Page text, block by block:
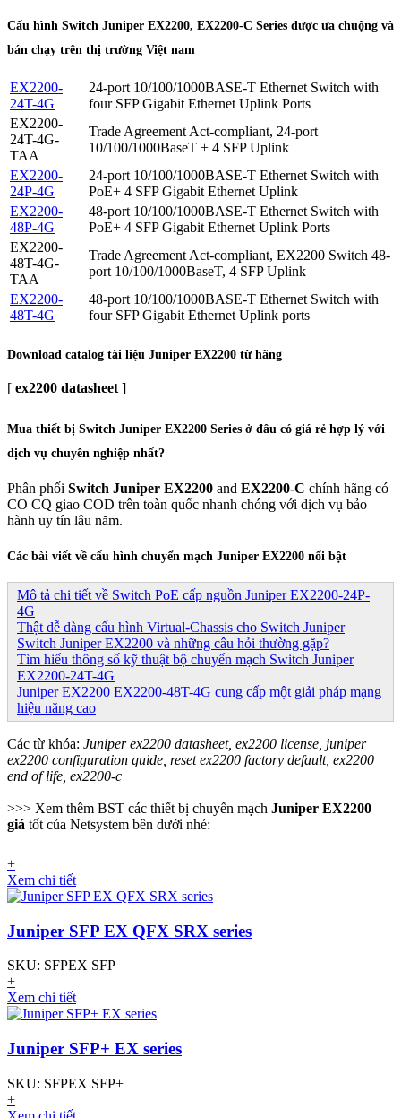
Cấu hình Switch Juniper EX2200, EX2200-C Series được ưa chuộng và
bán chạy trên thị trường Việt nam
EX2200-
24T-4G
24-port 10/100/1000BASE-T Ethernet Switch with
four SFP Gigabit Ethernet Uplink Ports
EX2200-
24T-4G-
TAA
Trade Agreement Act-compliant, 24-port
10/100/1000BaseT + 4 SFP Uplink
EX2200-
24P-4G
24-port 10/100/1000BASE-T Ethernet Switch with
PoE+ 4 SFP Gigabit Ethernet Uplink
EX2200-
48P-4G
48-port 10/100/1000BASE-T Ethernet Switch with
PoE+ 4 SFP Gigabit Ethernet Uplink Ports
EX2200-
48T-4G-
TAA
Trade Agreement Act-compliant, EX2200 Switch 48-
port 10/100/1000BaseT, 4 SFP Uplink
EX2200-
48T-4G
48-port 10/100/1000BASE-T Ethernet Switch with
four SFP Gigabit Ethernet Uplink ports
Download catalog tài liệu Juniper EX2200 từ hãng
[ ex2200 datasheet ]
Mua thiết bị Switch Juniper EX2200 Series ở đâu có giá rẻ hợp lý với
dịch vụ chuyên nghiệp nhất?
Phân phối Switch Juniper EX2200 and EX2200-C chính hãng có
CO CQ giao COD trên toàn quốc nhanh chóng với dịch vụ bảo
hành uy tín lâu năm.
Các bài viết về cấu hình chuyển mạch Juniper EX2200 nổi bật
Mô tả chi tiết về Switch PoE cấp nguồn Juniper EX2200-24P-
4G
Thật dễ dàng cấu hình Virtual-Chassis cho Switch Juniper
Switch Juniper EX2200 và những câu hỏi thường gặp?
Tìm hiểu thông số kỹ thuật bộ chuyển mạch Switch Juniper
EX2200-24T-4G
Juniper EX2200 EX2200-48T-4G cung cấp một giải pháp mạng
hiệu năng cao
Các từ khóa: Juniper ex2200 datasheet, ex2200 license, juniper
ex2200 configuration guide, reset ex2200 factory default, ex2200
end of life, ex2200-c
>>> Xem thêm BST các thiết bị chuyển mạch Juniper EX2200
giá tốt của Netsystem bên dưới nhé:
+
Xem chi tiết
Juniper SFP EX QFX SRX series
SKU: SFPEX SFP
+
Xem chi tiết
Juniper SFP+ EX series
SKU: SFPEX SFP+
+